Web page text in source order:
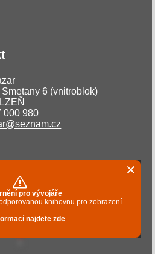
6 (vnitroblok)
000 980